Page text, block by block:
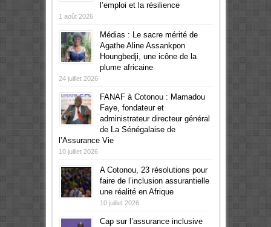
l’emploi et la résilience
1 août 2026
Médias : Le sacre mérité de
Agathe Aline Assankpon
Houngbedji, une icône de la
plume africaine
24 juillet 2026
FANAF à Cotonou : Mamadou
Faye, fondateur et
administrateur directeur général
de La Sénégalaise de
l’Assurance Vie
10 juillet 2026
A Cotonou, 23 résolutions pour
faire de l’inclusion assurantielle
une réalité en Afrique
10 juillet 2026
Cap sur l’assurance inclusive